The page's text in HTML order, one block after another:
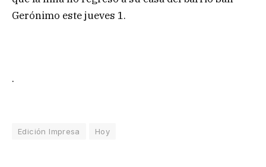
Gerónimo este jueves 1.
.
Edición Impresa Hoy